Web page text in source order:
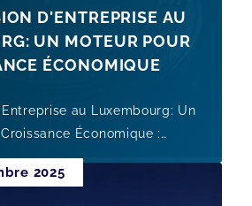
D'ENTREPRISE AU
UN MOTEUR POUR
ÉCONOMIQUE
au Luxembourg: Un
Économique :
pour dirigeants de PME au
points de vigil
2025